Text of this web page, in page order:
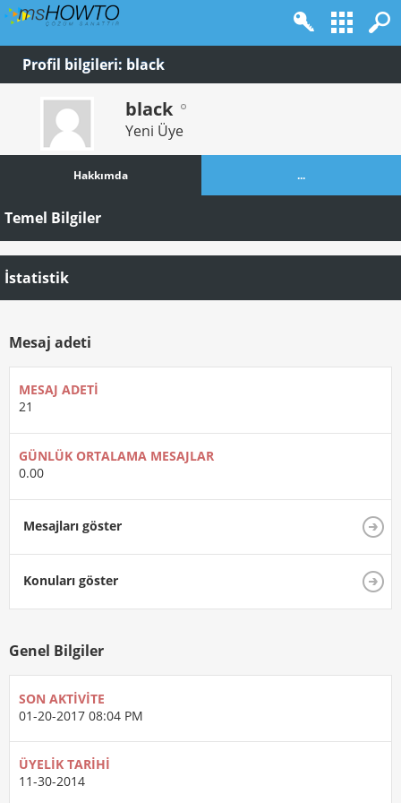
Profil bilgileri: black
black
Yeni Üye
Hakkımda ...
Temel Bilgiler
İstatistik
Mesaj adeti
MESAJ ADETI
21
GÜNLÜK ORTALAMA MESAJLAR
0.00
Mesajları göster
Konuları göster
Genel Bilgiler
SON AKTIVITE
01-20-2017 08:04 PM
ÜYELIK TARIHI
11-30-2014